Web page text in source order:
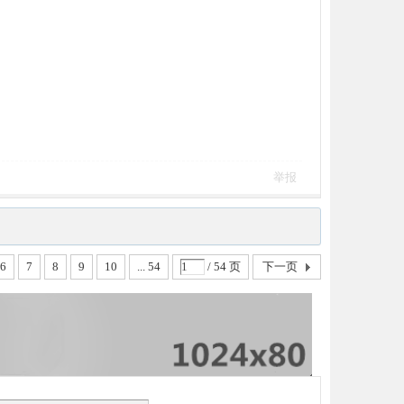
举报
6 7 8 9 10 ... 54 / 54 页 下一页